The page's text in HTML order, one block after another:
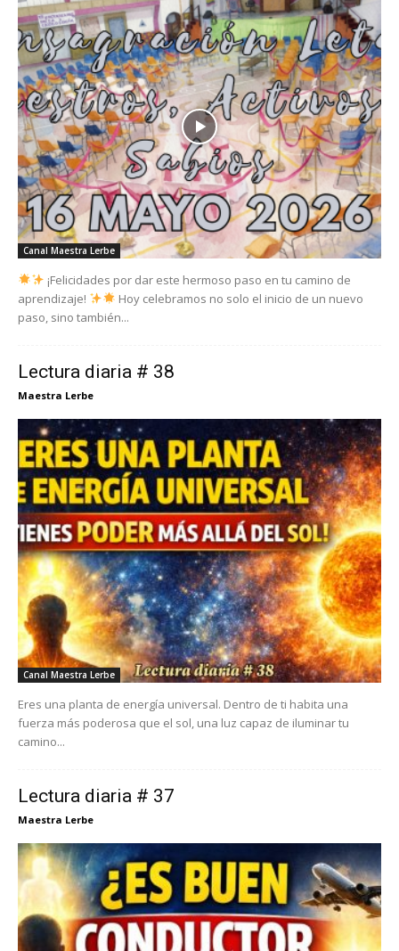
Canal Maestra Lerbe
¡Felicidades por dar este hermoso paso en tu camino de
aprendizaje!
Hoy celebramos no solo el inicio de un nuevo
paso, sino también...
Lectura diaria # 38
Maestra Lerbe
Canal Maestra Lerbe
Eres una planta de energía universal. Dentro de ti habita una
fuerza más poderosa que el sol, una luz capaz de iluminar tu
camino...
Lectura diaria # 37
Maestra Lerbe